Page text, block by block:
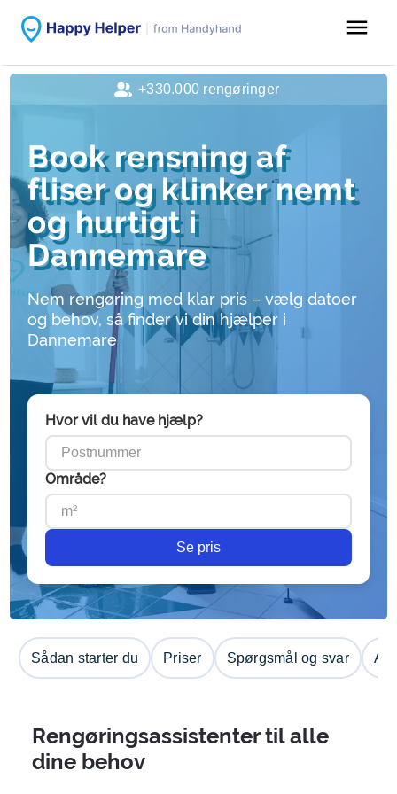
menu
Book rensning af
fliser og klinker nemt
og hurtigt i
Dannemare
Nem rengøring med klar pris – vælg datoer
og behov, så finder vi din hjælper i
Dannemare
Hvor vil du have hjælp?
Område?
Se pris
Sådan starter du Priser Spørgsmål og svar
Rengøringsassistenter til alle
dine behov
+330.000 rengøringer